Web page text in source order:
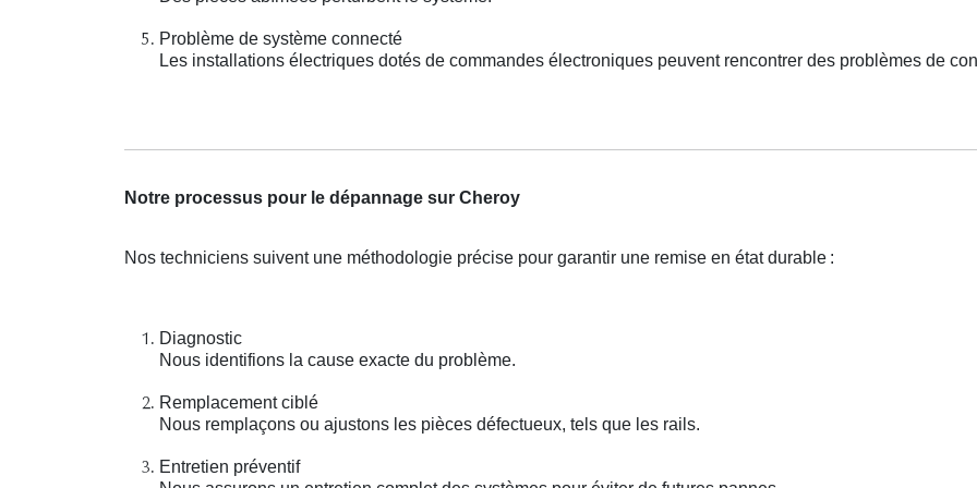
Problème de système connecté
Les installations électriques dotés de commandes électroniques peuvent rencontrer des problèmes de
Notre processus pour le dépannage sur Cheroy
Nos techniciens suivent une méthodologie précise pour garantir une remise en état durable :
Diagnostic
Nous identifions la cause exacte du problème.
Remplacement ciblé
Nous remplaçons ou ajustons les pièces défectueux, tels que les rails.
Entretien préventif